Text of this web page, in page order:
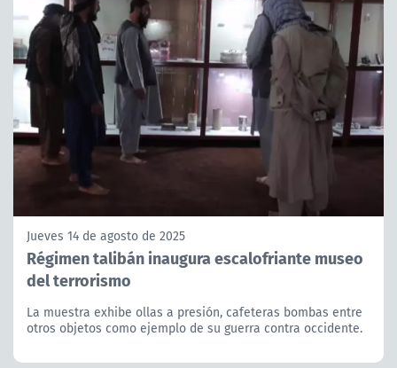
Jueves 14 de agosto de 2025
Régimen talibán inaugura escalofriante museo
del terrorismo
La muestra exhibe ollas a presión, cafeteras bombas entre
otros objetos como ejemplo de su guerra contra occidente.